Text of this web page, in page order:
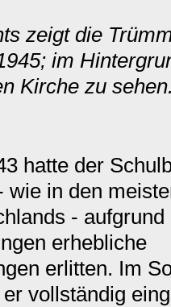
zeigt die
im
Kirche zu
hatte der
wie in den
- aufgrund
erhebliche
erlitten. Im
vollständig